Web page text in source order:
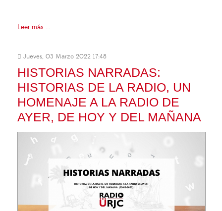
Leer más ...
Jueves, 03 Marzo 2022 17:48
HISTORIAS NARRADAS:
HISTORIAS DE LA RADIO, UN
HOMENAJE A LA RADIO DE
AYER, DE HOY Y DEL MAÑANA